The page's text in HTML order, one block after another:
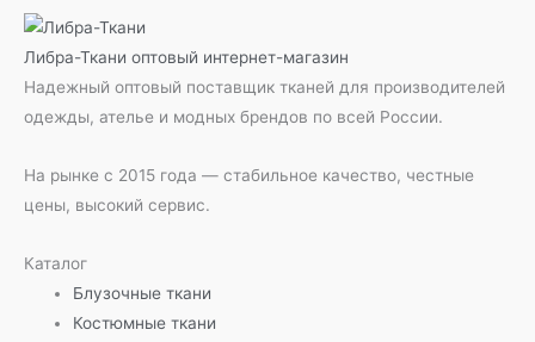
Либра-Ткани оптовый интернет-магазин
Надежный оптовый поставщик тканей для производителей
одежды, ателье и модных брендов по всей России.
На рынке с 2015 года — стабильное качество, честные
цены, высокий сервис.
Каталог
Блузочные ткани
Костюмные ткани